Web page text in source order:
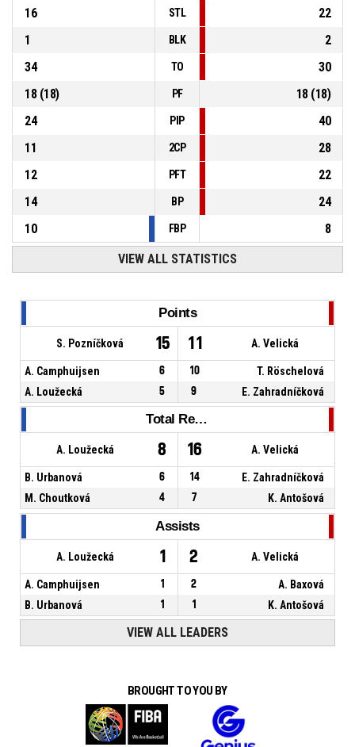
16
STL
22
1
BLK
2
34
TO
30
18(18) PF 18(18)
24
PIP
40
11
2CP
28
12
PFT
22
14
BP
24
10
FBP 8
VIEW ALL STATISTICS
Points
S. Pozníčková 15 11 A. Velická
A. Camphuijsen 6 10
T. Röschelová
A. Loužecká
5 9 E. Zahradníčková
Total Rebounds
A. Loužecká 8 16 A. Velická
B. Urbanová 6 14
E. Zahradníčková
M. Choutková
4 7 K. Antošová
Assists
A. Loužecká 1 2 A. Velická
A. Camphuijsen 1 2
A. Baxová
B. Urbanová
1 1 K. Antošová
VIEW ALL LEADERS
BROUGHT TO YOU BY